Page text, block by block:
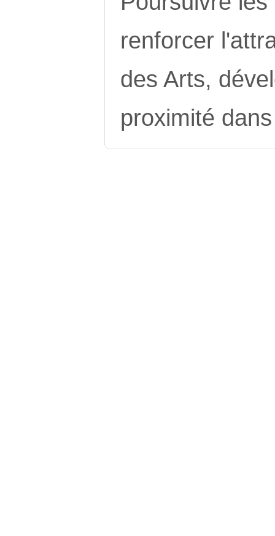
renforcer
des Arts,
proximité